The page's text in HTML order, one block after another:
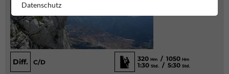
Diff. C/D 320 Hm / 1050 Hm
1:30 Std. / 5:30 Std.
Datenschutz